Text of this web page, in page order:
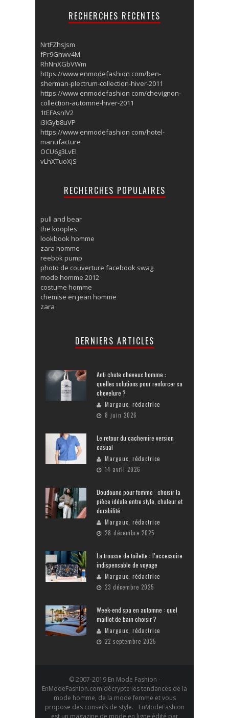
RECHERCHES RECENTES
NrtFZhsJsm
fPr9Ghwv4M
RhNnXGbVWm
https://www enmodefashion com/ben-
sherman-plectrum-collection-hiver-2011
https://www enmodefashion com/chevignon-
collection-automne-hiver-2011
1tEFAsnlV2
i3IGyb8uVP
https://www enmodefashion com/hotel-
manufacture
OCU6g3LvEl
vLhXTuoXjS
RECHERCHES POPULAIRES
pull and bear
the kooples
lookbook homme
zara homme
reebok pump
photo de couverture facebook swag
mode homme 2012
costume homme
chemise en jean homme
zara
DERNIERS ARTICLES
Anti chute cheveux homme :
quelles solutions pour renforcer sa
chevelure ?
Margaux, rédactrice
8 juin 2026
Le retour du cachemire version
casual
Margaux, rédactrice
14 avril 2026
Doudoune pour femme : choisir la
pièce idéale entre style, chaleur et
durabilité
Margaux, rédactrice
28 décembre 2025
La trousse de toilette : l’accessoire
indispensable de voyage
Margaux, rédactrice
23 décembre 2025
Week-end spa en automne : quel
maillot de bain choisir ?
Margaux, rédactrice
22 septembre 2025
© 2007-2019 En Mode Fashion -
EnModeFashion.com décrypte les tendances de la
mode homme, de la mode femme et vous
propose des conseils de style. EnModeFashion
est un magazine de mode en ligne édité par